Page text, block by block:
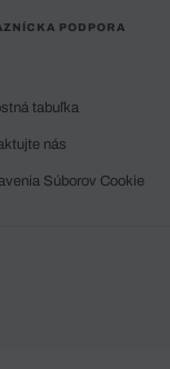
PODPORA
tabuľka
nás
Súborov Cookie